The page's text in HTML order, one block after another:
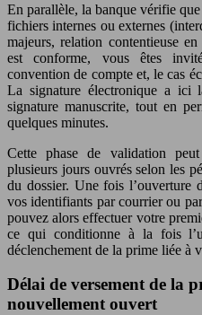
En parallèle, la banque vérifie
fichiers internes ou externes
majeurs, relation contentieuse
est conforme, vous êtes
convention de compte et, le cas
La signature électronique a ici
signature manuscrite, tout en
quelques minutes.
Cette phase de validation
plusieurs jours ouvrés selon les
du dossier. Une fois l’ouverture
vos identifiants par courrier ou
pouvez alors effectuer votre
ce qui conditionne à la fois
déclenchement de la prime liée à
Délai de versement de la
nouvellement ouvert